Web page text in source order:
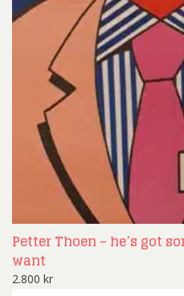
Petter Thoen – he’s got
want
2.800 kr